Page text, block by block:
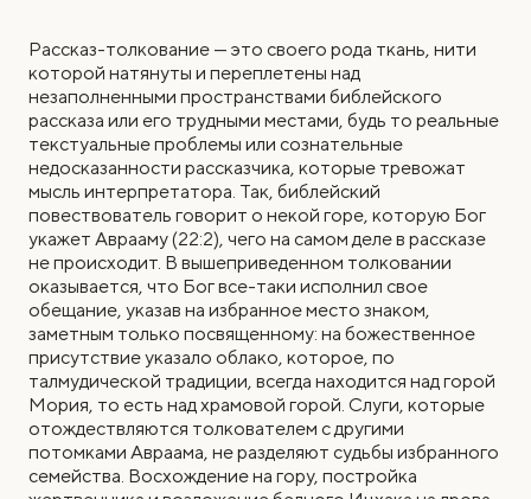
Рассказ-толкование — это своего рода ткань, нити
которой натянуты и переплетены над
незаполненными пространствами библейского
рассказа или его трудными местами, будь то реальные
текстуальные проблемы или сознательные
недосказанности рассказчика, которые тревожат
мысль интерпретатора. Так, библейский
повествователь говорит о некой горе, которую Бог
укажет Аврааму (22:2), чего на самом деле в рассказе
не происходит. В вышеприведенном толковании
оказывается, что Бог все-таки исполнил свое
обещание, указав на избранное место знаком,
заметным только посвященному: на божественное
присутствие указало облако, которое, по
талмудической традиции, всегда находится над горой
Мория, то есть над храмовой горой. Слуги, которые
отождествляются толкователем с другими
потомками Авраама, не разделяют судьбы избранного
семейства. Восхождение на гору, постройка